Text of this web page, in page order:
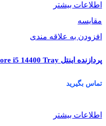
اطلاعات بیشتر
مقایسه
افزودن به علاقه مندی
پردازنده اینتل Intel Core i5 14400 Tray
تماس بگیرید
اطلاعات بیشتر